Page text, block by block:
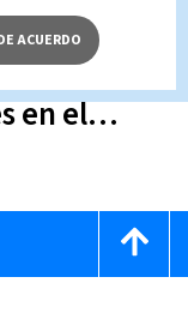
pasa
no
en el
ACUERDO